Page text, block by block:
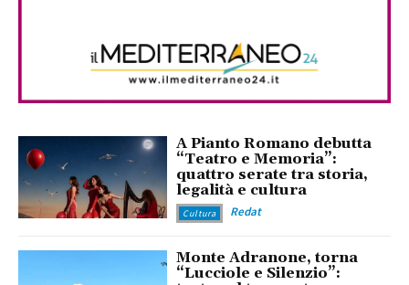
A Pianto Romano debutta
“Teatro e Memoria”:
quattro serate tra storia,
legalità e cultura
Cultura Redat
Monte Adranone, torna
“Lucciole e Silenzio”: